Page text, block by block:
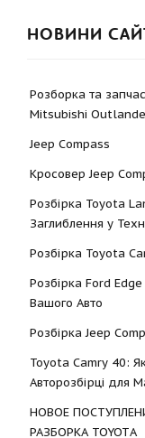
НОВИНИ
Розборка та
Mitsubishi
Jeep Compass
Кросовер Jeep
Розбірка Toyota
Заглиблення у
Розбірка Toyota
Розбірка Ford
Вашого Авто
Розбірка Jeep
Toyota Camry 40:
Авторозбірці для
НОВОЕ
РАЗБОРКА TOYOTА